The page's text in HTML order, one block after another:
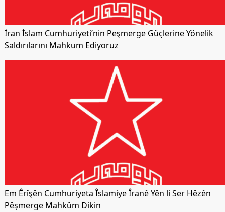
İran İslam Cumhuriyeti’nin Peşmerge Güçlerine Yönelik
Saldırılarını Mahkum Ediyoruz
Em Êrîşên Cumhuriyeta Îslamiye Îranê Yên li Ser Hêzên
Pêşmerge Mahkûm Dikin